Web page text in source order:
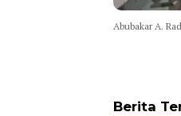
Abubakar A.
Berita